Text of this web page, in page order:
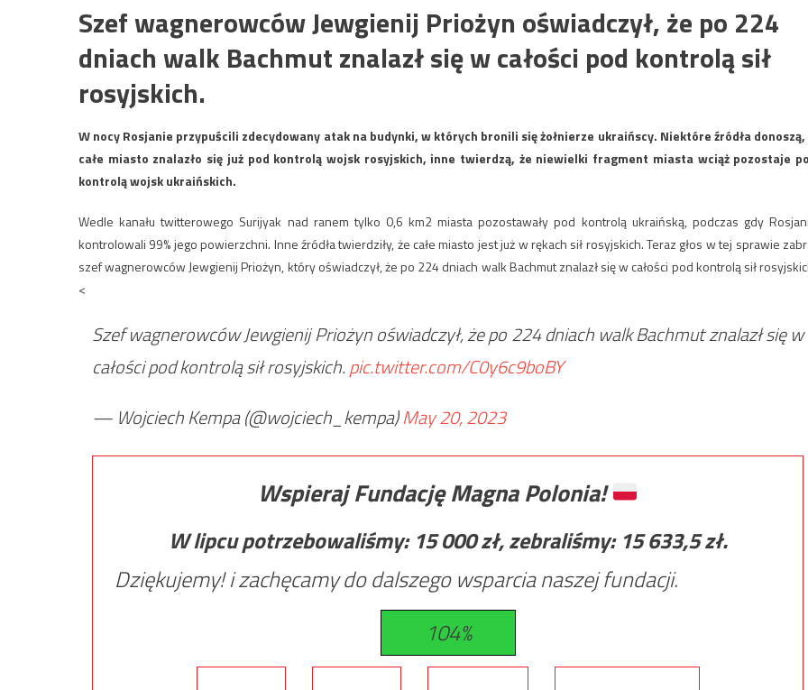
Szef wagnerowców Jewgienij Priożyn oświadczył, że po 224
dniach walk Bachmut znalazł się w całości pod kontrolą sił
rosyjskich.
W nocy Rosjanie przypuścili zdecydowany atak na budynki, w których bronili się żołnierze ukraińscy. Niektóre źródła donoszą,
całe miasto znalazło się już pod kontrolą wojsk rosyjskich, inne twierdzą, że niewielki fragment miasta wciąż pozostaje
kontrolą wojsk ukraińskich.
Wedle kanału twitterowego Surijyak nad ranem tylko 0,6 km2 miasta pozostawały pod kontrolą ukraińską, podczas gdy
kontrolowali 99% jego powierzchni. Inne źródła twierdziły, że całe miasto jest już w rękach sił rosyjskich. Teraz głos w tej sprawie
szef wagnerowców Jewgienij Priożyn, który oświadczył, że po 224 dniach walk Bachmut znalazł się w całości pod kontrolą sił
<
Szef wagnerowców Jewgienij Priożyn oświadczył, że po 224 dniach walk Bachmut znalazł się w
całości pod kontrolą sił rosyjskich.pic.twitter.com/C0y6c9boBY
— Wojciech Kempa (@wojciech_kempa)May 20, 2023
Wspieraj Fundację Magna Polonia!
W lipcu potrzebowaliśmy: 15 000zł, zebraliśmy: 15 633,5zł.
Dziękujemy! i zachęcamy do dalszego wsparcia naszej fundacji.
104%